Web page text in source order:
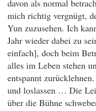
davon als normal
mich richtig vergnügt,
Yun zuzusehen. Ich
Jahr wieder dabei zu
einfach], doch beim
alles im Leben stehen
entspannt zurücklehnen.
und loslassen … Die
über die Bühne